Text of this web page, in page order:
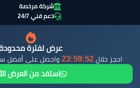
شركة مرخصة
دعم فني 24/7
عرض لفترة
احجز خلال 23:59:51 واحصل على أفضل
استفد من العرض